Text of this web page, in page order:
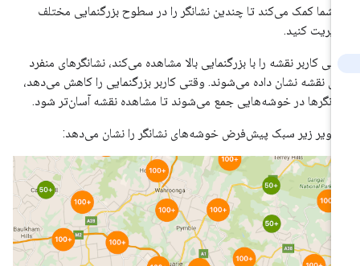
شما کمک می‌کند تا چندین نشانگر را در سطوح بزرگنمایی مختلف
کنید.
کاربر نقشه را با بزرگنمایی بالا مشاهده می‌کند، نشانگرهای منفرد
نقشه نشان داده می‌شوند. وقتی کاربر بزرگنمایی را کاهش می‌دهد،
در خوشه‌هایی جمع می‌شوند تا مشاهده نقشه آسان‌تر شود.
زیر سبک پیش‌فرض خوشه‌های نشانگر را نشان می‌دهد: